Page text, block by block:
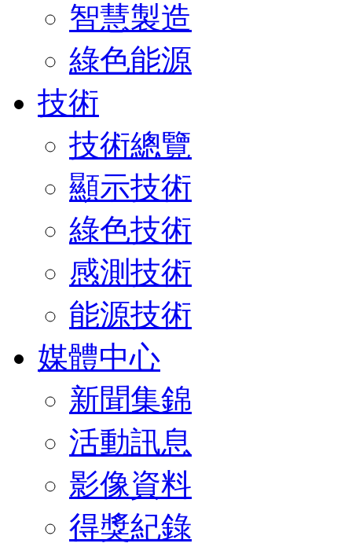
智慧製造
綠色能源
技術
技術總覽
顯示技術
綠色技術
感測技術
能源技術
媒體中心
新聞集錦
活動訊息
影像資料
得獎紀錄